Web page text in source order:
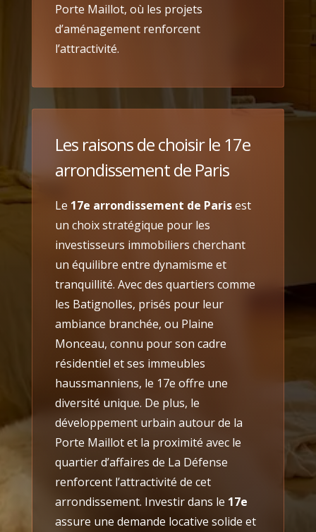
Porte Maillot, où les projets
d’aménagement renforcent
l’attractivité.
Les raisons de choisir le 17e
arrondissement de Paris
Le 17e arrondissement de Parisest
un choix stratégique pour les
investisseurs immobiliers cherchant
un équilibre entre dynamisme et
tranquillité. Avec des quartiers comme
les Batignolles, prisés pour leur
ambiance branchée, ou Plaine
Monceau, connu pour son cadre
résidentiel et ses immeubles
haussmanniens, le 17e offre une
diversité unique. De plus, le
développement urbain autour de la
Porte Maillot et la proximité avec le
quartier d’affaires de La Défense
renforcent l’attractivité de cet
arrondissement. Investir dans le 17e
assure une demande locative solide et